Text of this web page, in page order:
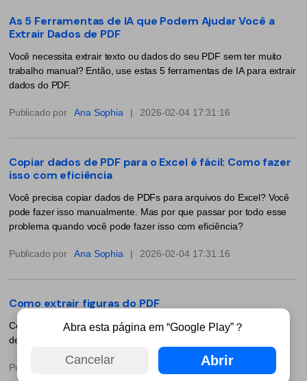
Cloud
Novo PDFelement：Mais inteligente,
rápido e fácil
Baixe Grátis
Assinar Legalmente
Redigir Inteligente
PDF OCR
Extrair Dados em PDF
PDF Protegido por Senha
Compartilhar PDF
IA de PDF
Chat com PDF
Resumidor de PDF com IA
Tradutor de PDF com IA
Verificador Gramatical com IA
Conversar com Imagem
Detectar Conteúdo de IA
Jurídico
Saúde
Financeiro
Governo
Freelancer
Avaliações & Prêmios
Histórias de clientes
Avaliações de clientes
Comparação de software PDF
Guia do usuário
As 5 Ferramentas de IA que Podem Ajudar Você a
Extrair Dados de PDF
Você necessita extrair texto ou dados do seu PDF sem ter muito
trabalho manual? Então, use estas 5 ferramentas de IA para extrair
dados do PDF.
Publicado por Ana Sophia | 2026-02-04 17:31:16
Copiar dados de PDF para o Excel é fácil: Como fazer
isso com eficiência
Você precisa copiar dados de PDFs para arquivos do Excel? Você
pode fazer isso manualmente. Mas por que passar por todo esse
problema quando você pode fazer isso com eficiência?
Publicado por Ana Sophia | 2026-02-04 17:31:16
Como extrair figuras do PDF
Como extrair figuras do PDF? Este artigo apresentará as etapas
detalhadas para extrair números de PDF.
Publicado por Ana Sophia 2026-02-04 17:31:16
Abra esta página em “Google Play”？
Cancelar Abrir